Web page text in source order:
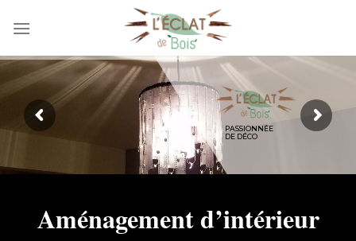
PASSIONNÉE
DE DÉCO
Aménagement d’intérieur